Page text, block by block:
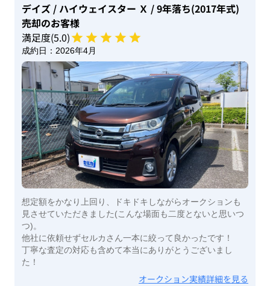
デイズ / ハイウェイスター Ｘ / 9年落ち(2017年式)
売却のお客様
満足度(5.0)
成約日： 2026年4月
想定額をかなり上回り、ドキドキしながらオークションも
見させていただきました(こんな場面も二度とないと思いつ
つ)。
他社に依頼せずセルカさん一本に絞って良かったです！
丁寧な査定の対応も含めて本当にありがとうございまし
た！
オークション実績詳細を見る